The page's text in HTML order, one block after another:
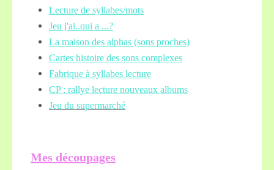
Lecture de syllabes/mots
Jeu j'ai..qui a ...?
La maison des alphas (sons proches)
Cartes histoire des sons complexes
Fabrique à syllabes lecture
CP : rallye lecture nouveaux albums
Jeu du supermarché
Mes découpages